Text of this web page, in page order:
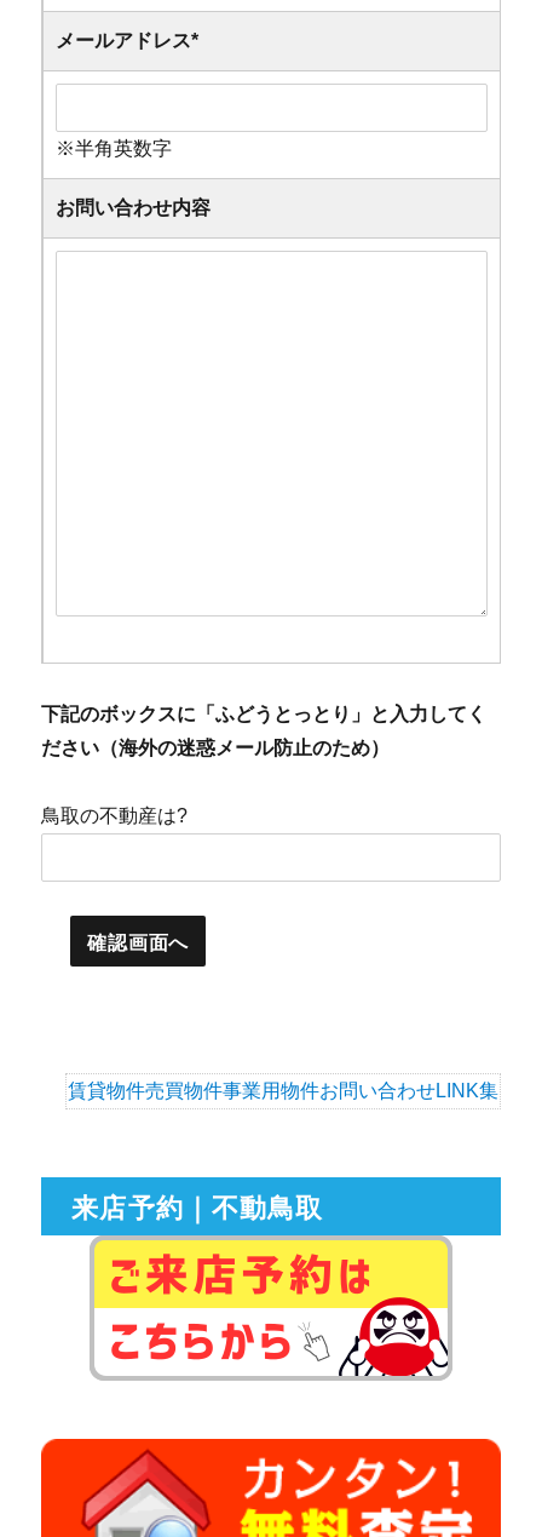
メールアドレス*
※半角英数字
お問い合わせ内容
下記のボックスに「ふどうとっとり」と入力してく
ださい（海外の迷惑メール防止のため）
鳥取の不動産は?
賃貸物件売買物件事業用物件お問い合わせLINK集
来店予約｜不動鳥取